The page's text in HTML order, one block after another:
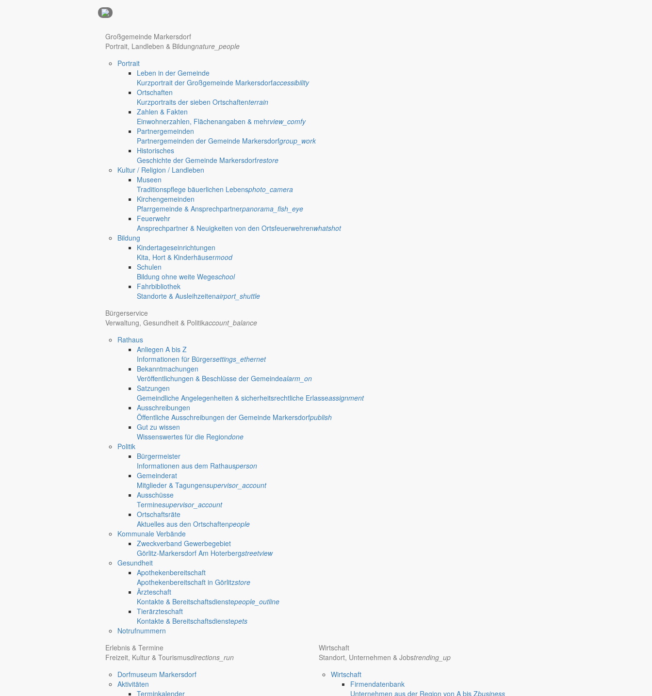
Regional werben auf markersdorf.de! anzeigen@gemeinde-markersdorf.de
Großgemeinde Markersdorf
Portrait, Landleben & Bildungnature_people
Portrait
Leben in der Gemeinde
Kurzportrait der Großgemeinde Markersdorfaccessibility
Ortschaften
Kurzportraits der sieben Ortschaftenterrain
Zahlen & Fakten
Einwohnerzahlen, Flächenangaben & mehrview_comfy
Partnergemeinden
Partnergemeinden der Gemeinde Markersdorfgroup_work
Historisches
Geschichte der Gemeinde Markersdorfrestore
Kultur / Religion / Landleben
Museen
Traditionspflege bäuerlichen Lebensphoto_camera
Kirchengemeinden
Pfarrgemeinde & Ansprechpartnerpanorama_fish_eye
Feuerwehr
Ansprechpartner & Neuigkeiten von den Ortsfeuerwehrenwhatshot
Bildung
Kindertageseinrichtungen
Kita, Hort & Kinderhäusermood
Schulen
Bildung ohne weite Wegeschool
Fahrbibliothek
Standorte & Ausleihzeitenairport_shuttle
Bürgerservice
Verwaltung, Gesundheit & Politikaccount_balance
Rathaus
Anliegen A bis Z
Informationen für Bürgersettings_ethernet
Bekanntmachungen
Veröffentlichungen & Beschlüsse der Gemeindealarm_on
Satzungen
Gemeindliche Angelegenheiten & sicherheitsrechtliche Erlasseassignment
Ausschreibungen
Öffentliche Ausschreibungen der Gemeinde Markersdorfpublish
Gut zu wissen
Wissenswertes für die Regiondone
Politik
Bürgermeister
Informationen aus dem Rathausperson
Gemeinderat
Mitglieder & Tagungensupervisor_account
Ausschüsse
Terminesupervisor_account
Ortschaftsräte
Aktuelles aus den Ortschaftenpeople
Kommunale Verbände
Zweckverband Gewerbegebiet
Görlitz-Markersdorf Am Hoterbergstreetview
Gesundheit
Apothekenbereitschaft
Apothekenbereitschaft in Görlitzstore
Ärzteschaft
Kontakte & Bereitschaftsdienstepeople_outline
Tierärzteschaft
Kontakte & Bereitschaftsdienstepets
Notrufnummern
Erlebnis & Termine
Freizeit, Kultur & Tourismusdirections_run
Dorfmuseum Markersdorf
Aktivitäten
Terminkalender
Wirtschaft
Standort, Unternehmen & Jobstrending_up
Wirtschaft
Firmendatenbank
Unternehmen aus der Region von A bis Zbusiness